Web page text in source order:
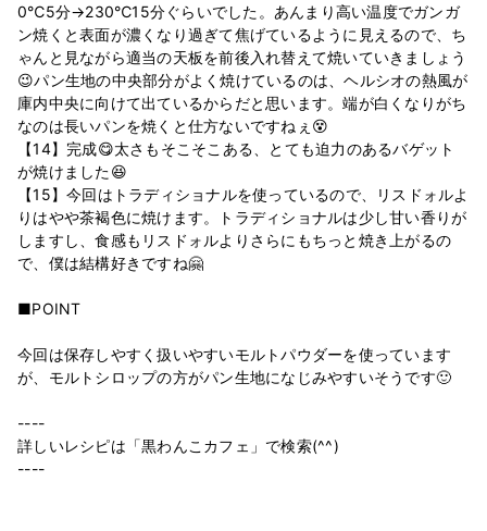
0℃5分→230℃15分ぐらいでした。あんまり高い温度でガンガ
ン焼くと表面が濃くなり過ぎて焦げているように見えるので、ち
ゃんと見ながら適当の天板を前後入れ替えて焼いていきましょう
😉パン生地の中央部分がよく焼けているのは、ヘルシオの熱風が
庫内中央に向けて出ているからだと思います。端が白くなりがち
なのは長いパンを焼くと仕方ないですねぇ😵
【14】完成😋太さもそこそこある、とても迫力のあるバゲット
が焼けました😆
【15】今回はトラディショナルを使っているので、リスドォルよ
りはやや茶褐色に焼けます。トラディショナルは少し甘い香りが
しますし、食感もリスドォルよりさらにもちっと焼き上がるの
で、僕は結構好きですね🤗
■POINT
今回は保存しやすく扱いやすいモルトパウダーを使っています
が、モルトシロップの方がパン生地になじみやすいそうです🙂
----
詳しいレシピは「黒わんこカフェ」で検索(^^)
----